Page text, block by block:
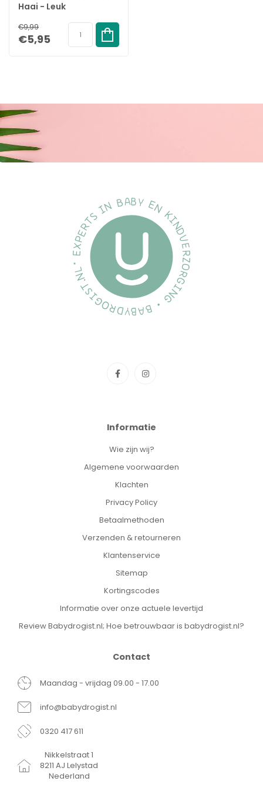
Haai - Leuk
Badspeelgoed - 1 set
€9,99
€5,95
Informatie
Wie zijn wij?
Algemene voorwaarden
Klachten
Privacy Policy
Betaalmethoden
Verzenden & retourneren
Klantenservice
Sitemap
Kortingscodes
Informatie over onze actuele levertijd
Review Babydrogist.nl; Hoe betrouwbaar is babydrogist.nl?
Contact
Maandag - vrijdag 09.00 - 17.00
info@babydrogist.nl
0320 417 611
Nikkelstraat 1
8211 AJ Lelystad
Nederland